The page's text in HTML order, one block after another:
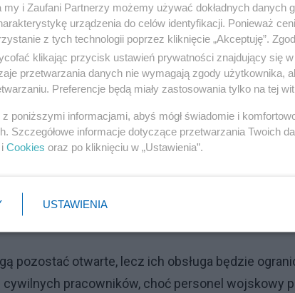
pozostać otwarte, lecz ich obsługa będzie
cywilnych pracowników, choć personel wojskowy
my i Zaufani Partnerzy możemy używać dokładnych danych
urządzenia do celów identyfikacji. Ponieważ
z tych technologii poprzez kliknięcie „Akceptuję”.
klikając przycisk ustawień prywatności znajdujący się
przetwarzania danych nie wymagają zgody użytkownika,
Preferencje będą miały zastosowania tylko na tej
z poniższymi informacjami, abyś mógł świadomie i
Szczegółowe informacje dotyczące przetwarzania Twoich
i Cookies oraz po kliknięciu w „Ustawienia”.
USTAWIENIA